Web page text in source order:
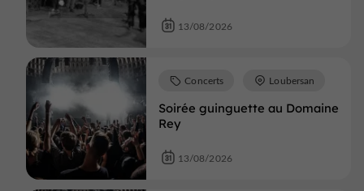
13/08/2026
Soirée guinguette au Domaine
Rey
Concerts Loubersan
13/08/2026